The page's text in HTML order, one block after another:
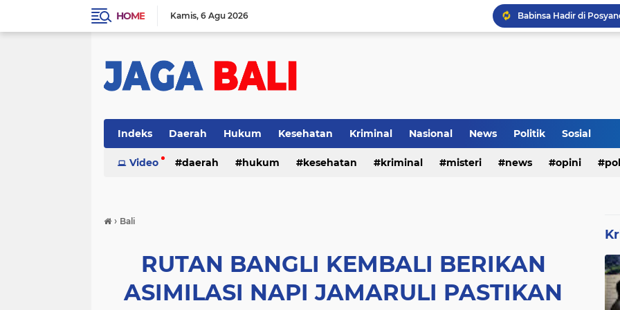
HOME Kamis 6 Agu 2026
Pencegahan DBD Perlu
Indeks Daerah Hukum Kesehatan Kriminal Nasional News Politik Sosial
Video daerah hukum kesehatan kriminal misteri news opini
› Bali
RUTAN BANGLI KEMBALI BERIKAN
ASIMILASI NAPI JAMARULI PASTIKAN